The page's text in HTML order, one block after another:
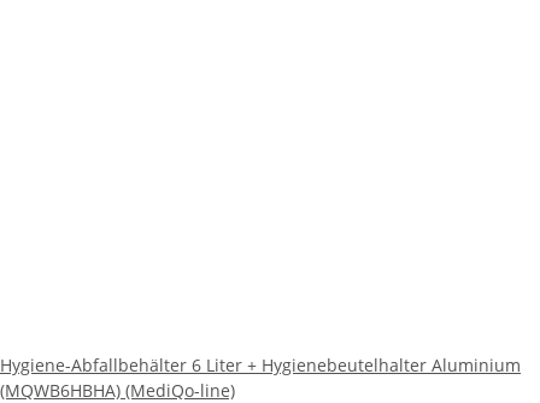
Hygiene-Abfallbehälter 6 Liter + Hygienebeutelhalter Aluminium
(MQWB6HBHA) (MediQo-line)